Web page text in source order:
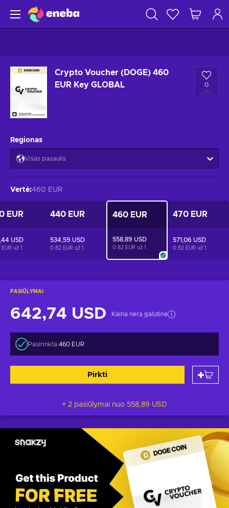
Crypto Voucher (DOGE) 460
EUR Key GLOBAL
0
PASIŪLYMAI
642,74 USD Kaina nėra galutinė
Pasirinkta:460 EUR
Pirkti
+ 2 pasiūlymai nuo 558,89 USD
Regionas
Visas pasaulis
Vertė:460 EUR
EUR
USD
už 1
440 EUR
534,59 USD
0.82 EUR už 1
460 EUR
558,89 USD
0.82 EUR už 1
470 EUR
571,06 USD
0.82 EUR už 1